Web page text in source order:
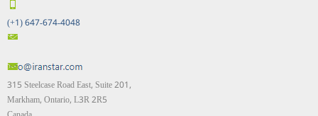
(+1) 647-674-4048
315 Steelcase Road East, Suite 201,
Markham, Ontario, L3R 2R5